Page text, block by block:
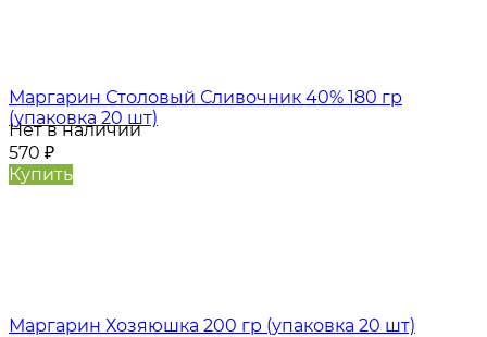
Маргарин Столовый Сливочник 40% 180 гр
(упаковка 20 шт)
Нет в наличии
570 ₽
Купить
Маргарин Хозяюшка 200 гр (упаковка 20 шт)